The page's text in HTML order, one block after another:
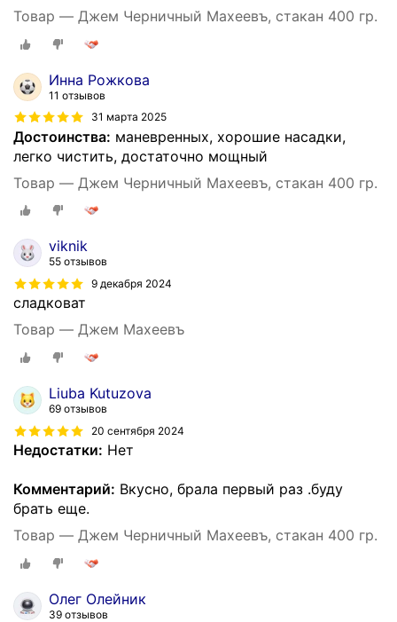
Товар — Джем Черничный Махеевъ, стакан 400 гр.
Инна Рожкова
11 отзывов
31 марта 2025
Достоинства: маневренных, хорошие насадки,
легко чистить, достаточно мощный
Товар — Джем Черничный Махеевъ, стакан 400 гр.
viknik
55 отзывов
9 декабря 2024
сладковат
Товар — Джем Махеевъ
Liuba Kutuzova
69 отзывов
20 сентября 2024
Недостатки: Нет
Комментарий: Вкусно, брала первый раз .буду
брать еще.
Товар — Джем Черничный Махеевъ, стакан 400 гр.
Олег Олейник
39 отзывов